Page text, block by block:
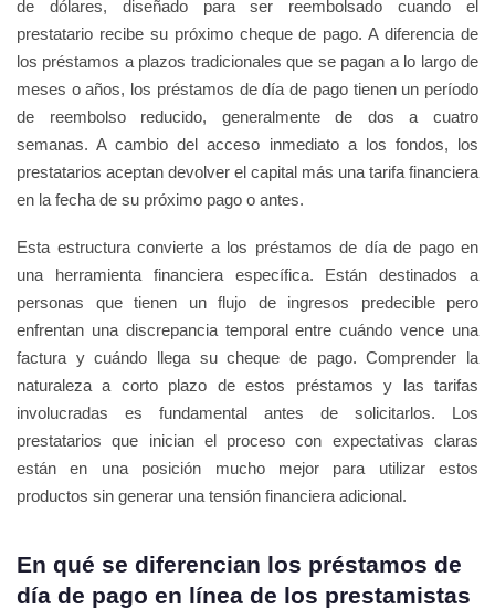
de dólares, diseñado para ser reembolsado cuando el
prestatario recibe su próximo cheque de pago. A diferencia de
los préstamos a plazos tradicionales que se pagan a lo largo de
meses o años, los préstamos de día de pago tienen un período
de reembolso reducido, generalmente de dos a cuatro
semanas. A cambio del acceso inmediato a los fondos, los
prestatarios aceptan devolver el capital más una tarifa financiera
en la fecha de su próximo pago o antes.
Esta estructura convierte a los préstamos de día de pago en
una herramienta financiera específica. Están destinados a
personas que tienen un flujo de ingresos predecible pero
enfrentan una discrepancia temporal entre cuándo vence una
factura y cuándo llega su cheque de pago. Comprender la
naturaleza a corto plazo de estos préstamos y las tarifas
involucradas es fundamental antes de solicitarlos. Los
prestatarios que inician el proceso con expectativas claras
están en una posición mucho mejor para utilizar estos
productos sin generar una tensión financiera adicional.
En qué se diferencian los préstamos de
día de pago en línea de los prestamistas